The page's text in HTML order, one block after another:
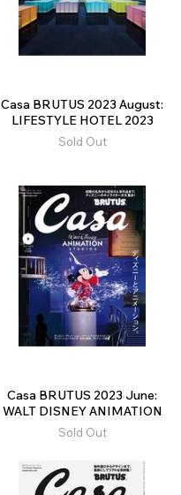
Casa BRUTUS 2023 August:
LIFESTYLE HOTEL 2023
Sold Out
Casa BRUTUS 2023 June:
WALT DISNEY ANIMATION
Sold Out